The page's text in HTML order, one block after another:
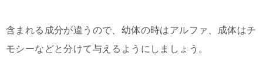
含まれる成分が違うので、幼体の時はアルファ、成体はチ
モシーなどと分けて与えるようにしましょう。